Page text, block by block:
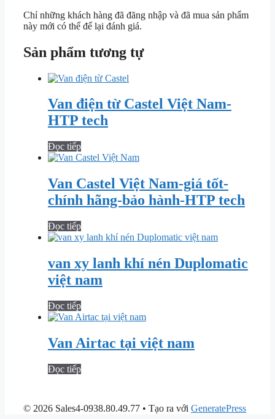
Chỉ những khách hàng đã đăng nhập và đã mua sản phẩm
này mới có thể để lại đánh giá.
Sản phẩm tương tự
Van điện từ Castel Việt Nam-
HTP tech
Đọc tiếp
Van Castel Việt Nam-giá tốt-
chính hãng-bảo hành-HTP tech
Đọc tiếp
van xy lanh khí nén Duplomatic
việt nam
Đọc tiếp
Van Airtac tại việt nam
Đọc tiếp
© 2026 Sales4-0938.80.49.77 • Tạo ra với GeneratePress